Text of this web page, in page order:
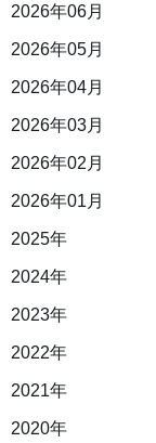
2026年06月
2026年05月
2026年04月
2026年03月
2026年02月
2026年01月
2025年
2024年
2023年
2022年
2021年
2020年